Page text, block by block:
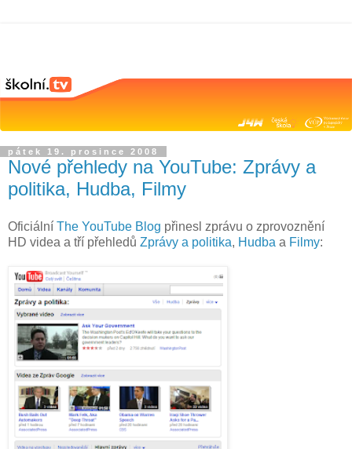
pátek 19. prosince 2008
Nové přehledy na YouTube: Zprávy a
politika, Hudba, Filmy
Oficiální The YouTube Blog přinesl zprávu o zprovoznění
HD videa a tří přehledů Zprávy a politika, Hudba a Filmy: